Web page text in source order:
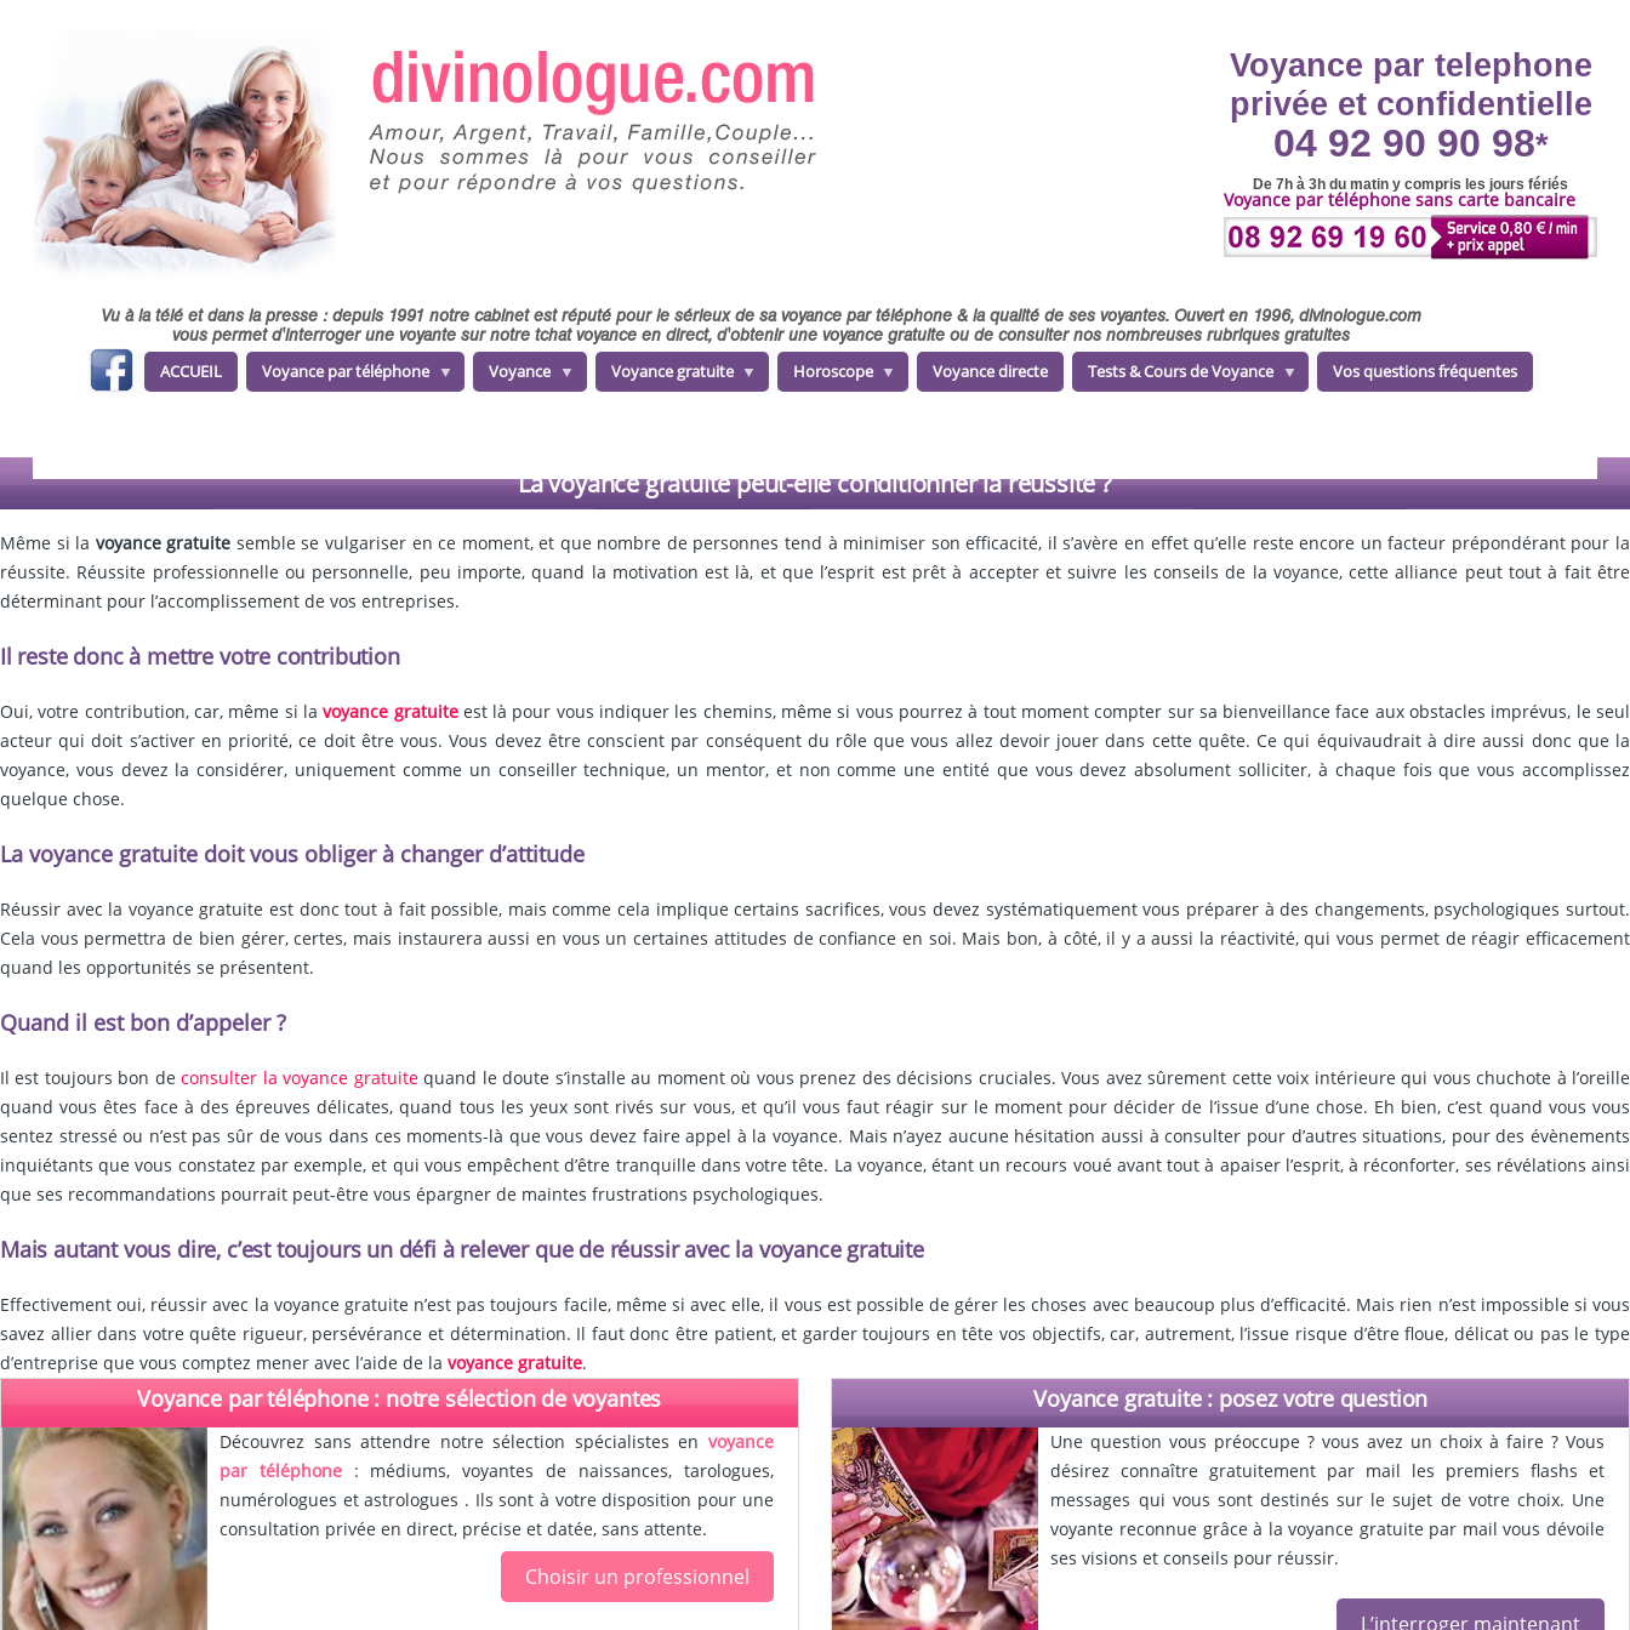
Voyance par telephone
privée et confidentielle
04 92 90 90 98*
De 7h à 3h du matin y compris les jours fériés
Voyance par téléphone sans carte bancaire
Vu à la télé et dans la presse : depuis 1991 notre cabinet est réputé pour le sérieux de sa voyance par téléphone & la qualité de ses voyantes. Ouvert en 1996, divinologue.com
vous permet d'interroger une voyante sur notre tchat voyance en direct, d'obtenir une voyance gratuite ou de consulter nos nombreuses rubriques gratuites
fa
ce
b
ACCUEIL Voyance par téléphone Voyance Voyance gratuite Horoscope Voyance directe Tests & Cours de Voyance Vos questions fréquentes
La voyance gratuite peut-elle conditionner la réussite ?
Même si la voyance gratuite semble se vulgariser en ce moment, et que nombre de personnes tend à minimiser son efficacité, il s’avère en effet qu’elle reste encore un facteur prépondérant pour la
réussite. Réussite professionnelle ou personnelle, peu importe, quand la motivation est là, et que l’esprit est prêt à accepter et suivre les conseils de la voyance, cette alliance peut tout à fait être
déterminant pour l’accomplissement de vos entreprises.
Il reste donc à mettre votre contribution
Oui, votre contribution, car, même si lavoyance gratuiteest là pour vous indiquer les chemins, même si vous pourrez à tout moment compter sur sa bienveillance face aux obstacles imprévus, le seul
acteur qui doit s’activer en priorité, ce doit être vous. Vous devez être conscient par conséquent du rôle que vous allez devoir jouer dans cette quête. Ce qui équivaudrait à dire aussi donc que la
voyance, vous devez la considérer, uniquement comme un conseiller technique, un mentor, et non comme une entité que vous devez absolument solliciter, à chaque fois que vous accomplissez
quelque chose.
La voyance gratuite doit vous obliger à changer d’attitude
Réussir avec la voyance gratuite est donc tout à fait possible, mais comme cela implique certains sacrifices, vous devez systématiquement vous préparer à des changements, psychologiques surtout.
Cela vous permettra de bien gérer, certes, mais instaurera aussi en vous un certaines attitudes de confiance en soi. Mais bon, à côté, il y a aussi la réactivité, qui vous permet de réagir efficacement
quand les opportunités se présentent.
Quand il est bon d’appeler ?
Il est toujours bon deconsulter la voyance gratuitequand le doute s’installe au moment où vous prenez des décisions cruciales. Vous avez sûrement cette voix intérieure qui vous chuchote à l’oreille
quand vous êtes face à des épreuves délicates, quand tous les yeux sont rivés sur vous, et qu’il vous faut réagir sur le moment pour décider de l’issue d’une chose. Eh bien, c’est quand vous vous
sentez stressé ou n’est pas sûr de vous dans ces moments-là que vous devez faire appel à la voyance. Mais n’ayez aucune hésitation aussi à consulter pour d’autres situations, pour des évènements
inquiétants que vous constatez par exemple, et qui vous empêchent d’être tranquille dans votre tête. La voyance, étant un recours voué avant tout à apaiser l’esprit, à réconforter, ses révélations ainsi
que ses recommandations pourrait peut-être vous épargner de maintes frustrations psychologiques.
Mais autant vous dire, c’est toujours un défi à relever que de réussir avec la voyance gratuite
Effectivement oui, réussir avec la voyance gratuite n’est pas toujours facile, même si avec elle, il vous est possible de gérer les choses avec beaucoup plus d’efficacité. Mais rien n’est impossible si vous
savez allier dans votre quête rigueur, persévérance et détermination. Il faut donc être patient, et garder toujours en tête vos objectifs, car, autrement, l’issue risque d’être floue, délicat ou pas le type
d’entreprise que vous comptez mener avec l’aide de la voyance gratuite.
Voyance par téléphone : notre sélection de voyantes
Découvrez sans attendre notre sélection spécialistes en voyance
par téléphone: médiums, voyantes de naissances, tarologues,
numérologues et astrologues . Ils sont à votre disposition pour une
consultation privée en direct, précise et datée, sans attente.
Choisir un professionnel
Voyance gratuite : posez votre question
Une question vous préoccupe ? vous avez un choix à faire ? Vous
désirez connaître gratuitement par mail les premiers flashs et
messages qui vous sont destinés sur le sujet de votre choix. Une
voyante reconnue grâce à la voyance gratuite par mail vous dévoile
ses visions et conseils pour réussir.
L’interroger maintenant